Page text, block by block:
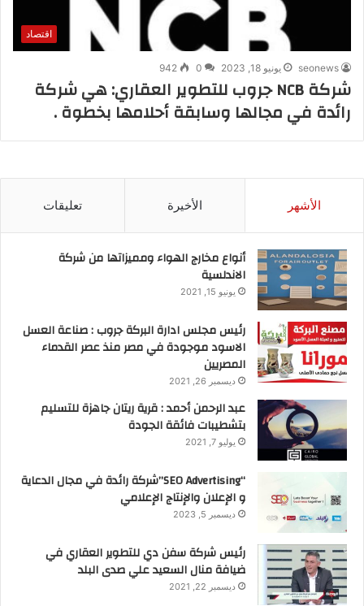
اقتصاد
seonews يونيو 18, 2023 0
942
شركة NCB جروب للتطوير العقاري: هي شركة
رائدة في مجالها وسابقة أحلامها بخطوة .
الأشهر الأخيرة تعليقات
أنواع مخارج الهواء ومميزاتها من شركة
الاندلسية
يونيو 15, 2021
رئيس مجلس ادارة البركة جروب : صناعة العسل
الاسود موجودة في مصر منذ عصر القدماء
المصريين
ديسمبر 26, 2021
عبد الرحمن أحمد : قرية ريتان جاهزة للتسليم
بتشطيبات فائقة الجودة
يوليو 7, 2021
“SEO Advertising”شركة رائدة في مجال الدعاية
و الإعلان والإنتاج الإعلامي
ديسمبر 5, 2023
رئيس شركة سفن دي للتطوير العقاري في
ضيافة منال السعيد علي صدى البلد
ديسمبر 22, 2021